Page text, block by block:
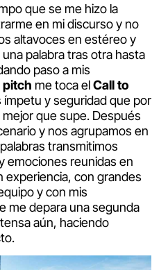
que se me hizo la
en mi discurso y no
altavoces en estéreo y
palabra tras otra hasta
paso a mis
pitch me toca elCall to
ímpetu y seguridad que por
que supe. Después
y nos agrupamos en
transmitimos
emociones reunidas en
experiencia, con grandes
y con mis
me depara una segunda
aún, haciendo